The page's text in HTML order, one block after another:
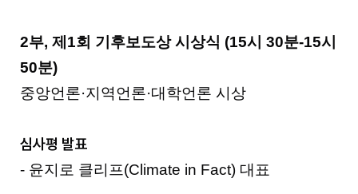
2부, 제1회 기후보도상 시상식 (15시 30분-15시
50분)
중앙언론·지역언론·대학언론 시상
심사평 발표
- 윤지로 클리프(Climate in Fact) 대표